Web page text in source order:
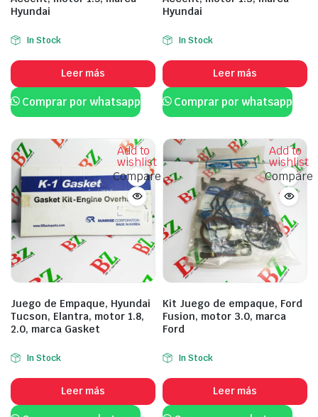
Hyundai
In Stock
Leer más
Comprar por whatsapp
Hyundai
In Stock
Leer más
Comprar por whatsapp
Add to
wishlist
Compare
Juego de Empaque, Hyundai
Tucson, Elantra, motor 1.8,
2.0, marca Gasket
In Stock
Leer más
Add to
wishlist
Compare
Kit Juego de empaque, Ford
Fusion, motor 3.0, marca
Ford
In Stock
Leer más